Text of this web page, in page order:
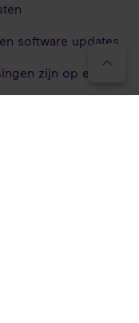
software updates
zijn op elk